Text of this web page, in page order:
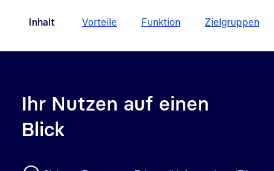
Inhalt Vorteile Funktion Zielgruppen
Ihr Nutzen auf einen
Blick